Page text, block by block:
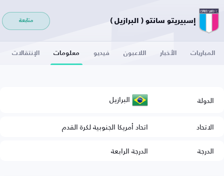
إسبيريتو سانتو ( البرازيل ) متابعة
المباريات الأخبار اللاعبون فيديو معلومات الإنتقالات
الدولة البرازيل
الاتحاد
اتحاد أمريكا الجنوبية لكرة القدم
الدرجة
الدرجة الرابعة